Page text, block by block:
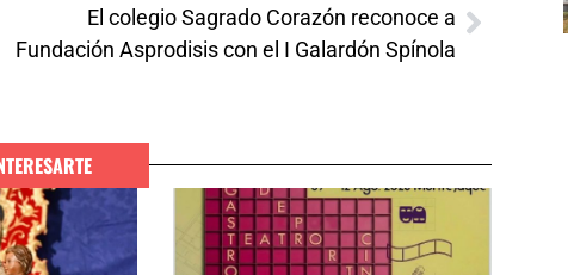
El colegio Sagrado Corazón reconoce a
Fundación Asprodisis con el I Galardón Spínola